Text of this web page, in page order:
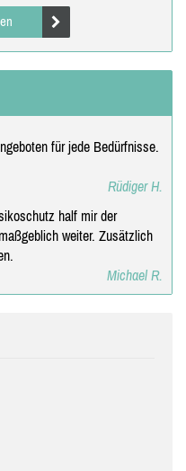
für jede Bedürfnisse.
Rüdiger H.
half mir der
weiter. Zusätzlich
Michael R.